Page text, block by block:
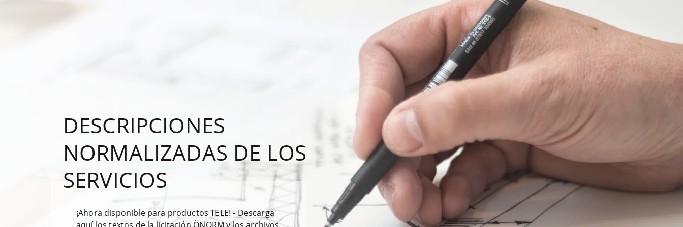
DESCRIPCIONES
NORMALIZADAS DE LOS
SERVICIOS
¡Ahora disponible para productos TELE! - Descarga